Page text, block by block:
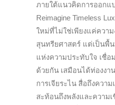
ภายใต้แนวคิดการออกแ
Reimagine Timeless
ใหม่ที่ไม่ใช่เพียงแค่ควา
สุนทรียศาสตร์ แต่เป็นพื้
แห่งความประทับใจ เชื่อ
ด้วยกัน เสมือนได้ท่องง
การเจียระไน สื่อถึงควา
สะท้อนถึงพลังและความ